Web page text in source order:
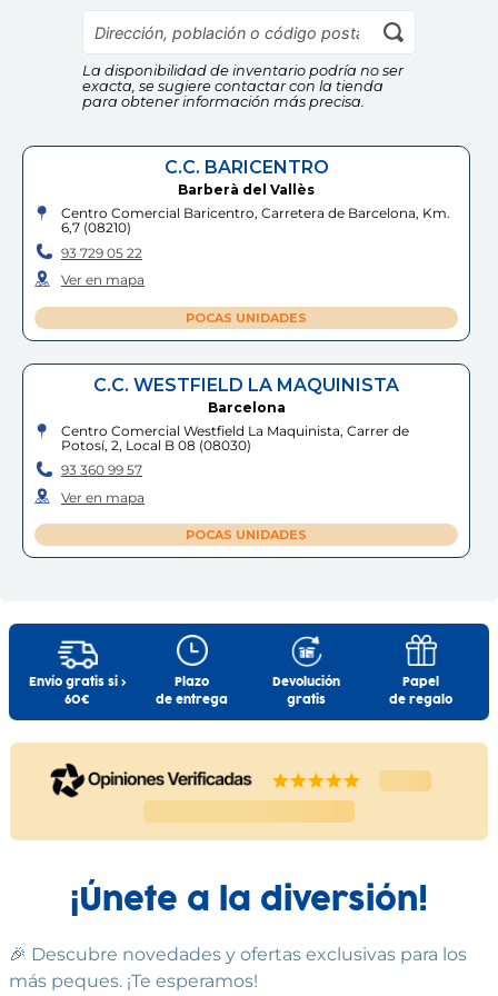
Información Adicional:
Instrucciones de uso y datos de contacto del fabricante
dentro del embalaje del producto. Si tienes dudas,
contáctanos ainfo@drim.es
seguridad. Guarde esta información
para futuras consultas. Las
especificaciones, colores y contenidos
pueden variar respecto a los de la
ilustración.
13,99 €
Comprar
€
Comprar
La disponibilidad de inventario podría no ser
exacta, se sugiere contactar con la tienda
para obtener información más precisa.
C.C. BARICENTRO
Barberà del Vallès
Centro Comercial Baricentro, Carretera de Barcelona, Km.
6,7(08210)
93 729 05 22
Ver en mapa
POCAS UNIDADES
C.C. WESTFIELD LA MAQUINISTA
Barcelona
Centro Comercial Westfield La Maquinista, Carrer de
Potosí, 2, Local B 08 (08030)
93 360 99 57
Ver en mapa
POCAS UNIDADES
Igualada
Polígon Industrial les Comes, Carrer de Lecco, 3
08700)
93 805 15 98
Ver en mapa
POCAS UNIDADES
93 632 16 51
Ver en mapa
POCAS UNIDADES
Envío gratis si >
60€
Plazo
de entrega
Devolución
gratis
Papel
de regalo
¡Únete a la diversión!
🎉 Descubre novedades y ofertas exclusivas para los
más peques. ¡Te esperamos!